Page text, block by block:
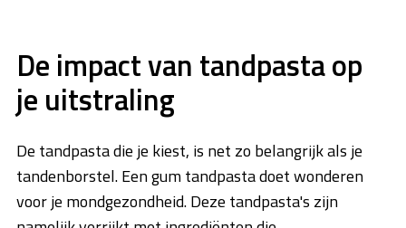
De impact van tandpasta op
je uitstraling
De tandpasta die je kiest, is net zo belangrijk als je
tandenborstel. Een gum tandpasta doet wonderen
voor je mondgezondheid. Deze tandpasta's zijn